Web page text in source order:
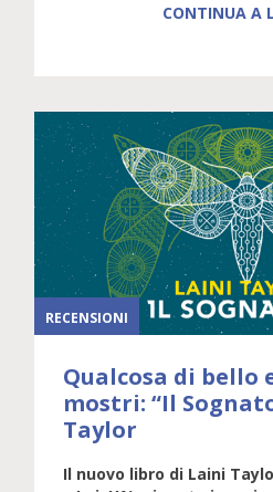
CONTINUA A
RECENSIONI
Qualcosa di bello
mostri: “Il
Taylor
Il nuovo libro di Laini